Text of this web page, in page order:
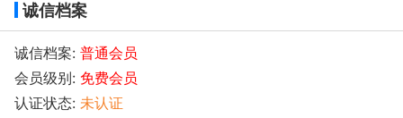
诚信档案
诚信档案: 普通会员
会员级别: 免费会员
认证状态: 未认证